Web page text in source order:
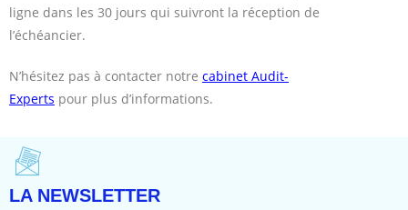
ligne dans les 30 jours qui suivront la réception de
l’échéancier.
N’hésitez pas à contacter notre cabinet Audit-
Experts pour plus d’informations.
LA NEWSLETTER